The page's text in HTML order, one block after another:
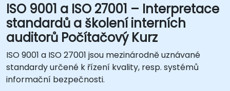
ISO 9001 a ISO 27001 – Interpretace
standardů a školení interních
auditorů Počítačový Kurz
ISO 9001 a ISO 27001 jsou mezinárodně uznávané
standardy určené k řízení kvality, resp. systémů
informační bezpečnosti.